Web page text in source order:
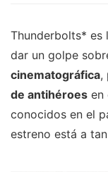
Thunderbolts* es
dar un golpe
cinematográfica,
de antihéroes en
conocidos en el
estreno está a